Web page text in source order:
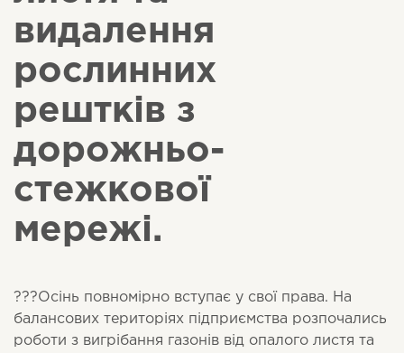
видалення
рослинних
рештків з
дорожньо-
стежкової
мережі.
???Осінь повномірно вступає у свої права. На
балансових територіях підприємства розпочались
роботи з вигрібання газонів від опалого листя та